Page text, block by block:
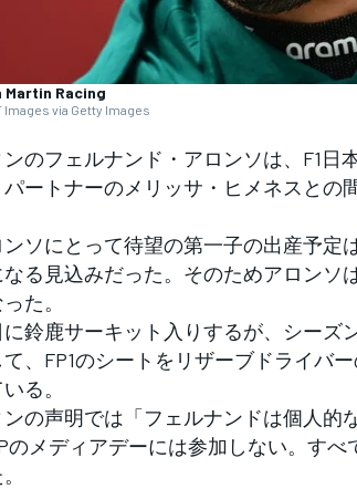
Racing
via Getty Images
のフェルナンド・アロンソは、F1日
ートナーのメリッサ・ヒメネスとの
ソにとって待望の第一子の出産予定
る見込みだった。そのためアロンソ
た。
鈴鹿サーキット入りするが、シーズ
、FP1のシートをリザーブドライバ
る。
の声明では「フェルナンドは個人的
のメディアデーには参加しない。す